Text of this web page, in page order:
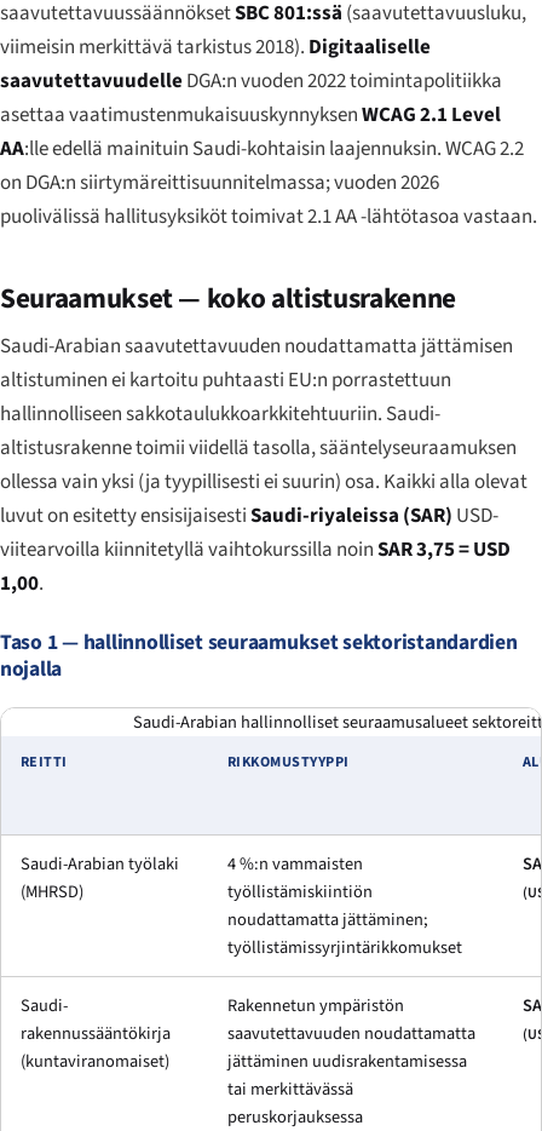
saavutettavuussäännöksetSBC 801:ssä (saavutettavuusluku,
viimeisin merkittävä tarkistus 2018). Digitaaliselle
saavutettavuudelleDGA:n vuoden 2022 toimintapolitiikka
asettaa vaatimustenmukaisuuskynnyksenWCAG 2.1 Level
AA:lle edellä mainituin Saudi-kohtaisin laajennuksin. WCAG 2.2
on DGA:n siirtymäreittisuunnitelmassa; vuoden 2026
puolivälissä hallitusyksiköt toimivat 2.1 AA -lähtötasoa vastaan.
Seuraamukset — koko altistusrakenne
Saudi-Arabian saavutettavuuden noudattamatta jättämisen
altistuminen ei kartoitu puhtaasti EU:n porrastettuun
hallinnolliseen sakkotaulukkoarkkitehtuuriin. Saudi-
altistusrakenne toimii viidellä tasolla, sääntelyseuraamuksen
ollessa vain yksi (ja tyypillisesti ei suurin) osa. Kaikki alla olevat
luvut on esitetty ensisijaisestiSaudi-riyaleissa (SAR) USD-
viitearvoilla kiinnitetyllä vaihtokurssilla noinSAR 3,75 = USD
1,00.
Taso 1 — hallinnolliset seuraamukset sektoristandardien
nojalla
Saudi-Arabian hallinnolliset seuraamusalueet
REITTI RIKKOMUSTYYPPI
Saudi-Arabian työlaki
(MHRSD)
4 %:n vammaisten
työllistämiskiintiön
noudattamatta jättäminen;
työllistämissyrjintärikkomukset
Saudi-
rakennussääntökirja
(kuntaviranomaiset)
Rakennetun ympäristön
saavutettavuuden noudattamatta
jättäminen uudisrakentamisessa
tai merkittävässä
peruskorjauksessa